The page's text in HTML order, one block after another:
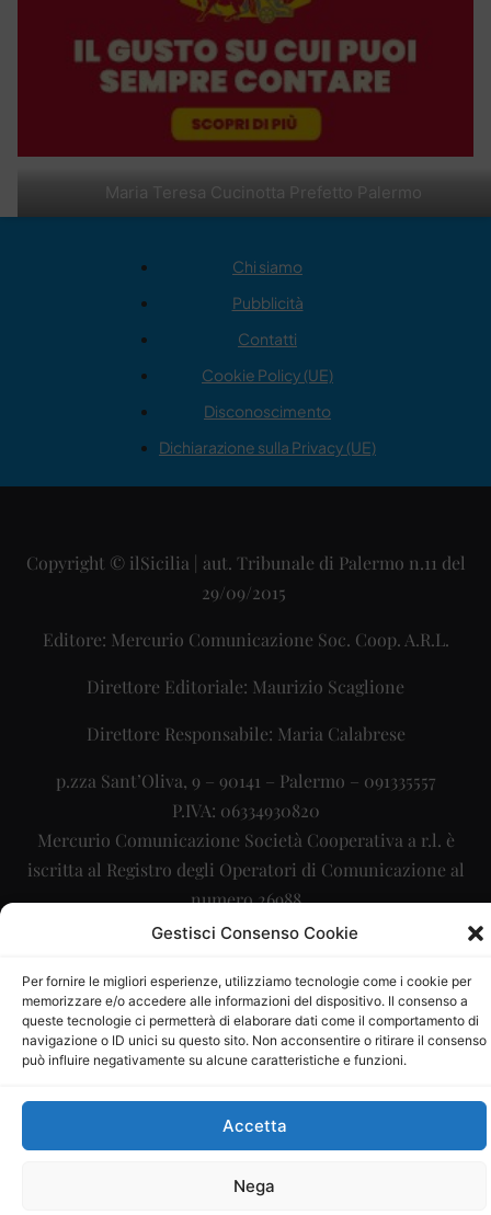
Gestisci Consenso Cookie
Per fornire le migliori esperienze, utilizziamo tecnologie come i cookie per
memorizzare e/o accedere alle informazioni del dispositivo. Il consenso a
queste tecnologie ci permetterà di elaborare dati come il comportamento di
navigazione o ID unici su questo sito. Non acconsentire o ritirare il consenso
può influire negativamente su alcune caratteristiche e funzioni.
Accetta
Nega
Maria Teresa Cucinotta Prefetto Palermo
Chi siamo
Pubblicità
Contatti
Cookie Policy (UE)
Disconoscimento
Dichiarazione sulla Privacy (UE)
Copyright © ilSicilia | aut. Tribunale di Palermo n.11 del
29/09/2015
Editore: Mercurio Comunicazione Soc. Coop. A.R.L.
Direttore Editoriale: Maurizio Scaglione
Direttore Responsabile: Maria Calabrese
p.zza Sant’Oliva, 9 – 90141 – Palermo – 091335557
P.IVA: 06334930820
Mercurio Comunicazione Società Cooperativa a r.l. è
iscritta al Registro degli Operatori di Comunicazione al
numero 26988
Sito gestito daLa Digitale srl– info@ladigitale.it